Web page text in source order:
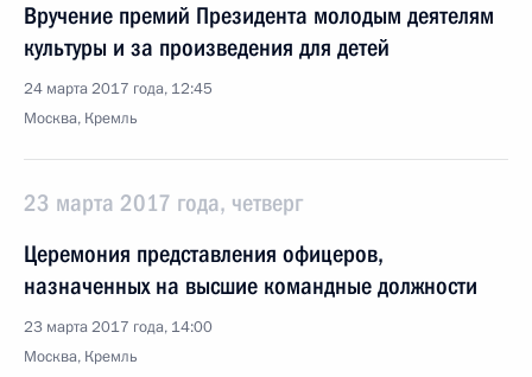
Вручение премий Президента молодым деятелям
культуры и за произведения для детей
24 марта 2017 года, 12:45
Москва, Кремль
23 марта 2017 года, четверг
Церемония представления офицеров,
назначенных на высшие командные должности
23 марта 2017 года, 14:00
Москва, Кремль